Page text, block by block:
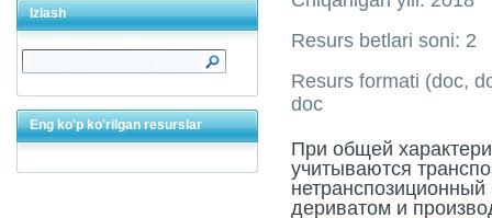
Izlash
Eng ko'p ko'rilgan resurslar
Resurs betlari soni: 2
Resurs formati (doc,
doc
При общей
учитываются
дериватом и